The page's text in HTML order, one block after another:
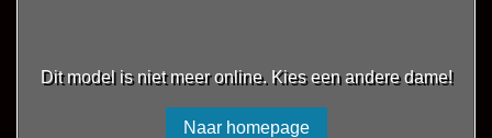
Dit model is niet meer online. Kies een andere dame!
Naar homepage